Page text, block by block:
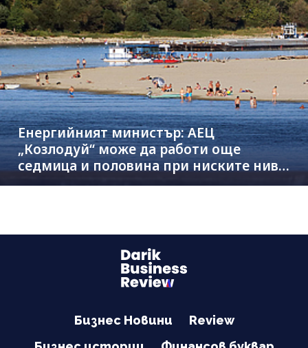
Енергийният министър: АЕЦ
„Козлодуй“ може да работи още
седмица и половина при ниските нива
на Дунав
Бизнес Новини
Review